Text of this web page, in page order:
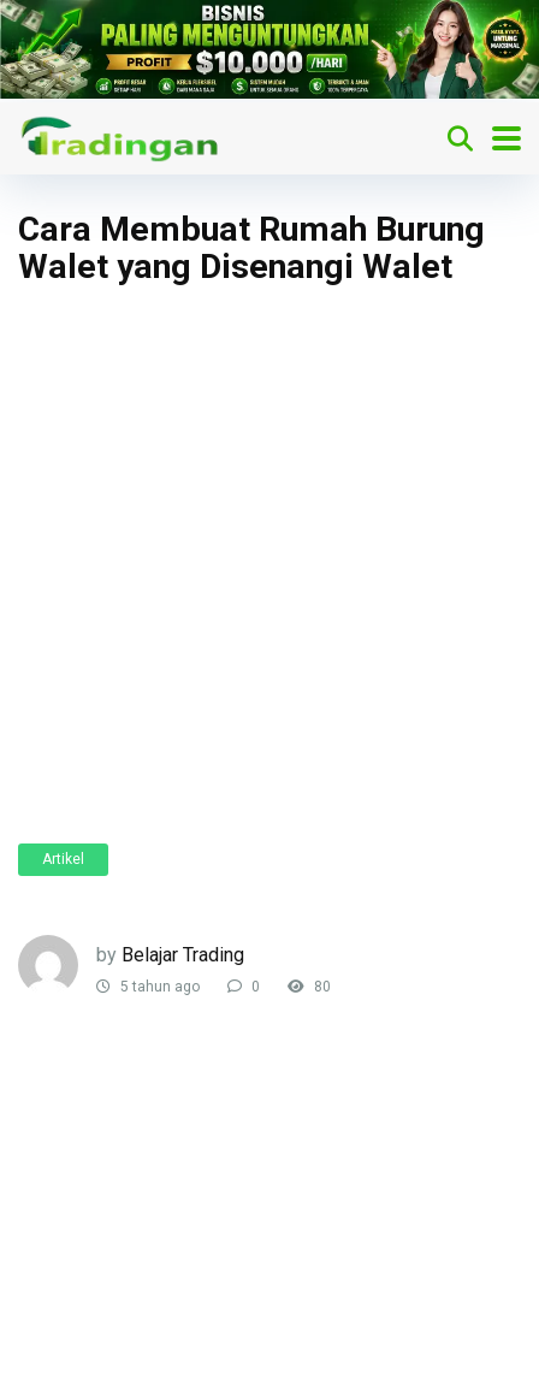
Cara Membuat Rumah Burung
Walet yang Disenangi Walet
Artikel
by Belajar Trading
5 tahun ago 0 80